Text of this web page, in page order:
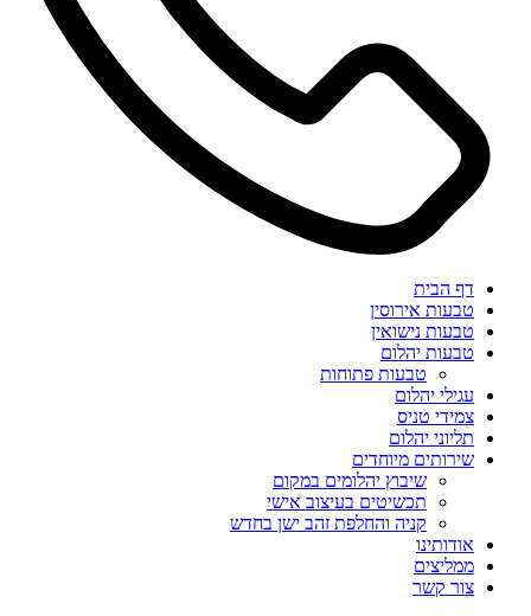
דף הבית
טבעות אירוסין
טבעות נישואין
טבעות יהלום
טבעות פתוחות
עגילי יהלום
צמידי טניס
תליוני יהלום
שירותים מיוחדים
שיבוץ יהלומים במקום
תכשיטים בעיצוב אישי
קניה והחלפת זהב ישן בחדש
אודותינו
ממליצים
צור קשר